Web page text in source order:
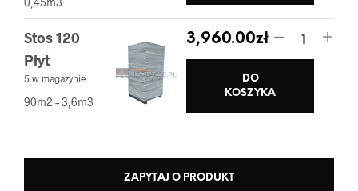
Stos 120
Płyt
5 w magazynie
90m2 – 3,6m3
3,960.00zł
DO
KOSZYKA
ZAPYTAJ O PRODUKT